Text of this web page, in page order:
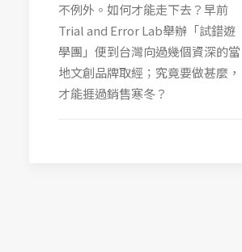
不例外。如何才能走下去？早前
Trial and Error Lab舉辦「試錯遊
學團」便到台灣向過幾個資深的當
地文創品牌取經；究竟要做甚麼，
才能捱過銷售寒冬？